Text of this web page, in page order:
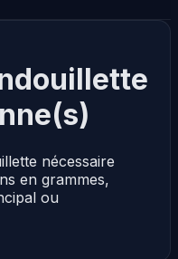
nécessaire
en grammes,
ou